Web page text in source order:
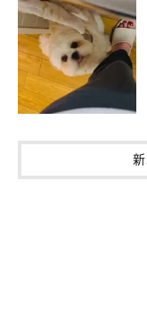
んなことを思うそうで
飼い主さん：
「今年の8月終わりに
が、つきひのちょっと
は、クゥに似ている